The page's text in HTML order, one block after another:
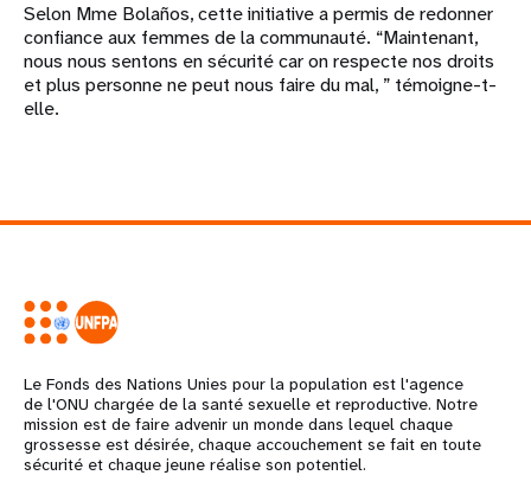
Selon Mme Bolaños, cette initiative a permis de redonner
confiance aux femmes de la communauté. “Maintenant,
nous nous sentons en sécurité car on respecte nos droits
et plus personne ne peut nous faire du mal, ” témoigne-t-
elle.
Le Fonds des Nations Unies pour la population est l'agence
de l'ONU chargée de la santé sexuelle et reproductive. Notre
mission est de faire advenir un monde dans lequel chaque
grossesse est désirée, chaque accouchement se fait en toute
sécurité et chaque jeune réalise son potentiel.